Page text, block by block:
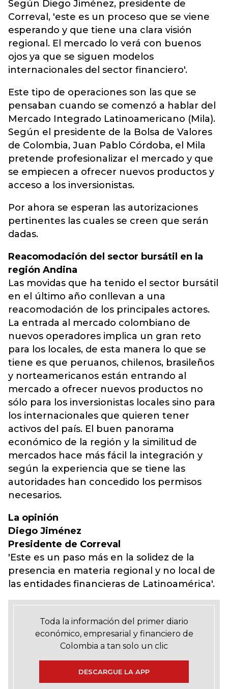
Según Diego Jiménez, presidente de
Correval, 'este es un proceso que se viene
esperando y que tiene una clara visión
regional. El mercado lo verá con buenos
ojos ya que se siguen modelos
internacionales del sector financiero'.
Este tipo de operaciones son las que se
pensaban cuando se comenzó a hablar del
Mercado Integrado Latinoamericano (Mila).
Según el presidente de la Bolsa de Valores
de Colombia, Juan Pablo Córdoba, el Mila
pretende profesionalizar el mercado y que
se empiecen a ofrecer nuevos productos y
acceso a los inversionistas.
Por ahora se esperan las autorizaciones
pertinentes las cuales se creen que serán
dadas.
Reacomodación del sector bursátil en la
región Andina
Las movidas que ha tenido el sector bursátil
en el último año conllevan a una
reacomodación de los principales actores.
La entrada al mercado colombiano de
nuevos operadores implica un gran reto
para los locales, de esta manera lo que se
tiene es que peruanos, chilenos, brasileños
y norteamericanos están entrando al
mercado a ofrecer nuevos productos no
sólo para los inversionistas locales sino para
los internacionales que quieren tener
activos del país. El buen panorama
económico de la región y la similitud de
mercados hace más fácil la integración y
según la experiencia que se tiene las
autoridades han concedido los permisos
necesarios.
La opinión
Diego Jiménez
Presidente de Correval
'Este es un paso más en la solidez de la
presencia en materia regional y no local de
las entidades financieras de Latinoamérica'.
Toda la información del primer diario
económico, empresarial y financiero de
Colombia a tan solo un clic
DESCARGUE LA APP